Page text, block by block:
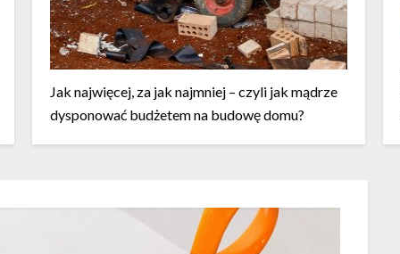
Jak najwięcej, za jak najmniej – czyli jak mądrze
dysponować budżetem na budowę domu?